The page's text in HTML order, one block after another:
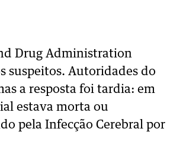
Drug Administration
suspeitos. Autoridades do
a resposta foi tardia: em
estava morta ou
pela Infecção Cerebral por